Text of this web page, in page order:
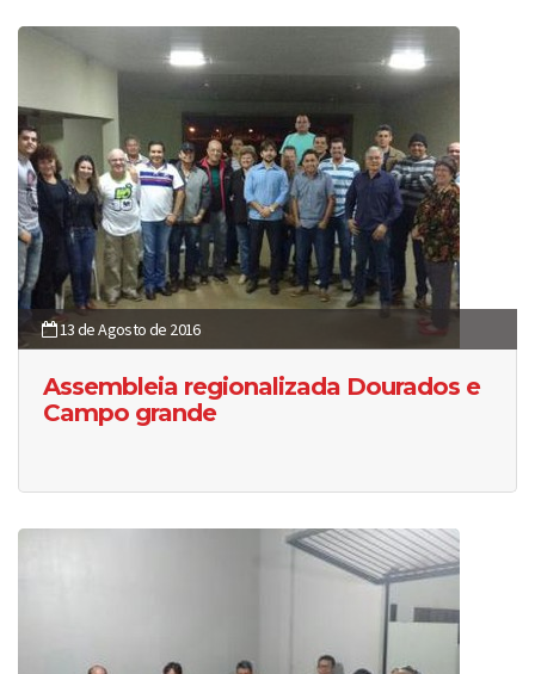
13 de Agosto de 2016
Assembleia regionalizada Dourados e
Campo grande